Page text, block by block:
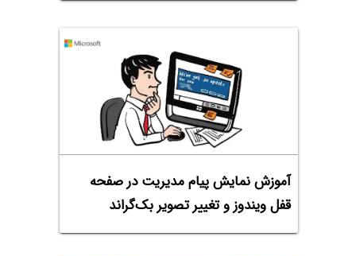
آموزش نمایش پیام مدیریت در صفحه
قفل ویندوز و تغییر تصویر بک‌گراند